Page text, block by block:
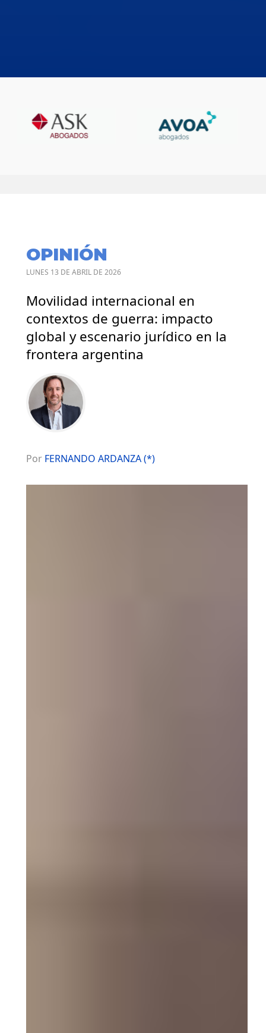
OPINIÓN
LUNES 13 DE ABRIL DE 2026
Movilidad internacional en
contextos de guerra: impacto
global y escenario jurídico en la
frontera argentina
Por FERNANDO ARDANZA (*)